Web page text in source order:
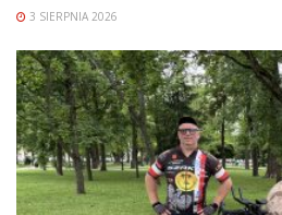
3 SIERPNIA 2026